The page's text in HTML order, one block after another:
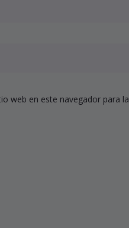
web en este navegador para la